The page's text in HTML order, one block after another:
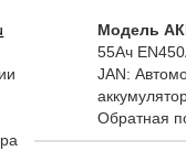
Модель
55Ач
JAN:
Обратная